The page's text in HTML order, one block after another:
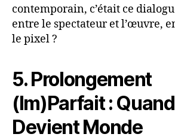
contemporain, c’était ce
entre le spectateur et l’œuvre,
le pixel ?
5. Prolongement
(Im)Parfait :
Devient Monde